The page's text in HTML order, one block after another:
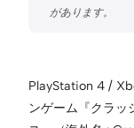
PlayStation 4 /
ンゲーム『クラッ